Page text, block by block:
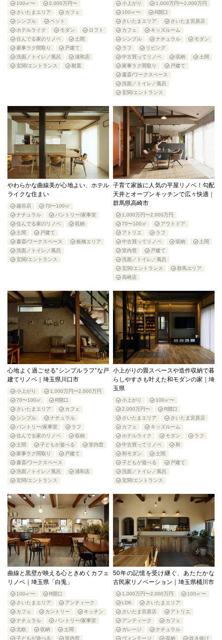
100㎡〜
2,000万円〜
さいたまエリア
カフェ
シンプル
ペット
ホテルライク
モダン
ロフト
住んでる家のリノベ
土間
家事ラク間取り
戸建て
洗面／トイレ／風呂
浦和店
玄関/エントランス
耐震
小上がり
1,000万円〜2,000万円
100㎡〜
R開口
さいたまエリア
さいたま宮原店
カフェ
キッズルーム
シンプル
ナチュラル
モダン
ラフ
リビング
中古買ってリノベ
収納
土間
家事ラク間取り
戸建て
書斎/ワークスペース
洗面／トイレ／風呂
玄関/エントランス
やわらかな曲線美が心地よい、ホテル
ライクな住まい
越谷店
70〜100㎡
ナチュラル
パントリー/家事室
住んでる家のリノベ
収納
土間
戸建て
書斎/ワークスペース
板橋エリア
洗面／トイレ／風呂
玄関/エントランス
子育て家族に人気の平屋リノベ！勾配
天井とオープンキッチンで広々快適｜
群馬県高崎市
1,000万円〜2,000万円
70〜100㎡
アウトドア
アトリエ
ラフ
中古買ってリノベ
収納
土間
室内窓
戸建て
洗面／トイレ／風呂
玄関/エントランス
群馬エリア
高崎店
心地よく過ごせる“シンプルラフ”な戸
建てリノベ｜埼玉県川口市
小上がり
1,000万円〜2,000万円
70〜100㎡
R開口
さいたまエリア
カフェ
シンプル
ナチュラル
パントリー/家事室
ラフ
住んでる家のリノベ
収納
土間
子どもが遊べる
室内窓
家事ラク間取り
戸建て
書斎/ワークスペース
洗面／トイレ／風呂
浦和店
玄関/エントランス
小上がりの畳スペースや造作収納で暮
らしやすさも叶えた和モダンの家｜埼
玉県
小上がり
100㎡〜
2,000万円〜
R開口
さいたまエリア
さいたま宮原店
カフェ
キッズルーム
ホテルライク
モダン
ラフ
中古買ってリノベ
和
和モダン
土間
子どもが遊べる
戸建て
洗面／トイレ／風呂
玄関/エントランス
曲線と黒壁が映える心ときめくカフェ
リノベ｜埼玉県「白兎」
100㎡〜
R開口
さいたまエリア
アンティーク
カフェ
カントリー
キッチン
ナチュラル
パントリー/家事室
北欧
収納
土間
子どもが遊べる
室内窓
50年の記憶を受け継ぐ、あたたかな
古民家リノベーション｜埼玉県桶川市
1,000万円〜2,000万円
100㎡〜
LDK
さいたまエリア
さいたま宮原店
アトリエ
アンティーク
カフェ
ガレージ
ナチュラル
ヴィンテージ
収納 吹き抜け